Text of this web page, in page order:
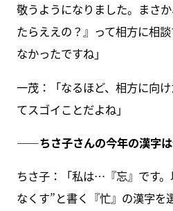
敬うようになりました。まさ
たらええの？』って相方に相
なかったですね」
一茂：「なるほど、相方に向
てスゴイことだよね」
――ちさ子さんの今年の漢字は
ちさ子：「私は…『忘』です
なくす”と書く『忙』の漢字を